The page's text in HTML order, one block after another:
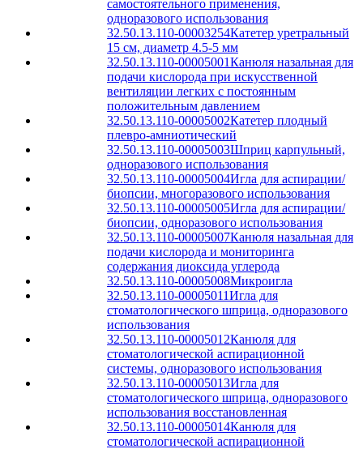
самостоятельного применения,
одноразового использования
32.50.13.110-00003254Катетер уретральный
15 см, диаметр 4.5-5 мм
32.50.13.110-00005001Канюля назальная для
подачи кислорода при искусственной
вентиляции легких с постоянным
положительным давлением
32.50.13.110-00005002Катетер плодный
плевро-амниотический
32.50.13.110-00005003Шприц карпульный,
одноразового использования
32.50.13.110-00005004Игла для аспирации/
биопсии, многоразового использования
32.50.13.110-00005005Игла для аспирации/
биопсии, одноразового использования
32.50.13.110-00005007Канюля назальная для
подачи кислорода и мониторинга
содержания диоксида углерода
32.50.13.110-00005008Микроигла
32.50.13.110-00005011Игла для
стоматологического шприца, одноразового
использования
32.50.13.110-00005012Канюля для
стоматологической аспирационной
системы, одноразового использования
32.50.13.110-00005013Игла для
стоматологического шприца, одноразового
использования восстановленная
32.50.13.110-00005014Канюля для
стоматологической аспирационной